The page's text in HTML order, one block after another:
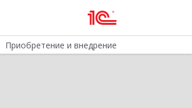
Приобретение и внедрение